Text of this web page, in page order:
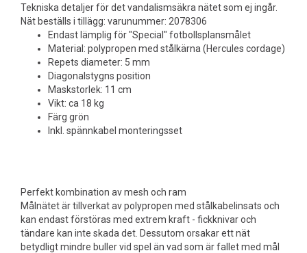
Tekniska detaljer för det vandalismsäkra nätet som ej ingår.
Nät beställs i tillägg: varunummer: 2078306
Endast lämplig för "Special" fotbollsplansmålet
Material: polypropen med stålkärna (Hercules cordage)
Repets diameter: 5 mm
Diagonalstygns position
Maskstorlek: 11 cm
Vikt: ca 18 kg
Färg grön
Inkl. spännkabel monteringsset
Perfekt kombination av mesh och ram
Målnätet är tillverkat av polypropen med stålkabelinsats och
kan endast förstöras med extrem kraft - fickknivar och
tändare kan inte skada det. Dessutom orsakar ett nät
betydligt mindre buller vid spel än vad som är fallet med mål